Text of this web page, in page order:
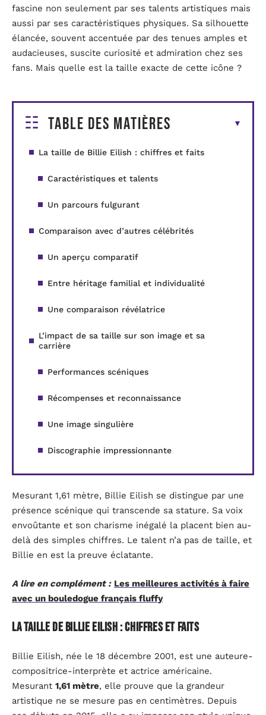
fascine non seulement par ses talents artistiques mais
aussi par ses caractéristiques physiques. Sa silhouette
élancée, souvent accentuée par des tenues amples et
audacieuses, suscite curiosité et admiration chez ses
fans. Mais quelle est la taille exacte de cette icône ?
Table des matières
La taille de Billie Eilish : chiffres et faits
Caractéristiques et talents
Un parcours fulgurant
Comparaison avec d’autres célébrités
Un aperçu comparatif
Entre héritage familial et individualité
Une comparaison révélatrice
L’impact de sa taille sur son image et sa
carrière
Performances scéniques
Récompenses et reconnaissance
Une image singulière
Discographie impressionnante
Mesurant 1,61 mètre, Billie Eilish se distingue par une
présence scénique qui transcende sa stature. Sa voix
envoûtante et son charisme inégalé la placent bien au-
delà des simples chiffres. Le talent n’a pas de taille, et
Billie en est la preuve éclatante.
A lire en complément : Les meilleures activités à faire
avec un bouledogue français fluffy
La taille de Billie Eilish : chiffres et faits
Billie Eilish, née le 18 décembre 2001, est une auteure-
compositrice-interprète et actrice américaine.
Mesurant 1,61 mètre, elle prouve que la grandeur
artistique ne se mesure pas en centimètres. Depuis